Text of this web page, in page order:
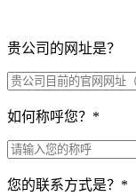
贵公司的网址是？
如何称呼您？ *
您的联系方式是？ *